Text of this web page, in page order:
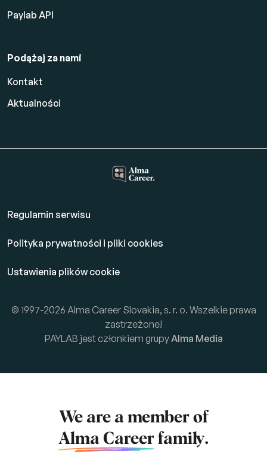
Paylab API
Podążaj za nami
Kontakt
Aktualności
Regulamin serwisu
Polityka prywatności i pliki cookies
Ustawienia plików cookie
© 1997-2026 Alma Career Slovakia, s. r. o. Wszelkie prawa
zastrzeżone!
PAYLAB jest członkiem grupy Alma Media
We are a member of
Alma Career family.